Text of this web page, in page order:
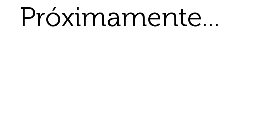
Próximamente...